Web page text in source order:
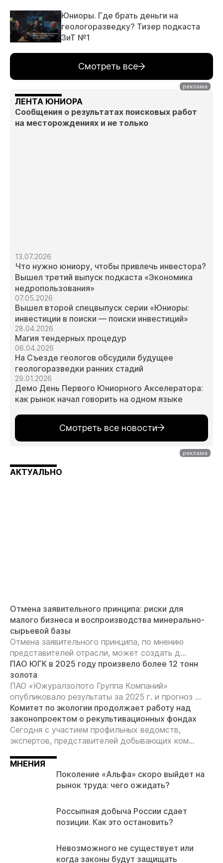
Юниоры. Где брать деньги на
геологоразведку? Тизер подкаста
ЗиТ №1
Смотреть все
ЛЕНТА ЮНИОРА
Сообщения о результатах поисковых работ
на месторождениях и не только
13.07.2026
Что нужно юниору, чтобы привлечь инвестора?
Вышел третий выпуск подкаста «Экономика
недропользования»
07.05.2026
Вышел второй спецвыпуск серии «Юниоры:
инвестиции в поиски — поиски инвестиций»
28.04.2026
Магия тендерных процедур
06.04.2026
На Съезде геологов обсудили будущее
геологоразведки ранних стадий
29.01.2026
Демо День Первого Юниорного Акселератора:
как рынок начал говорить на одном языке
Смотреть все новости
АКТУАЛЬНО
Отмена заявительного принципа: риски для
малого бизнеса и воспроизводства минерально-
сырьевой базы
Отмена заявительного принципа, по мнению
представителей отрасли, может создать д...
ПАО ЮГК в 2025 году произвело более 12 тонн
золота
ПАО «Южуралзолото Группа Компаний»
опубликовало результаты за 2025 г. и прогноз ...
Комитет по экологии продолжает работу над
законопроектом о рекультивационных фондах
Сегодня с участием профильных ведомств,
экспертов, представителей добывающих ком...
МНЕНИЯ
Поколение «Альфа» скоро выйдет на
рынок труда: чего ожидать?
Россыпная добыча России сдает
позиции. Как это остановить?
Невозможного не существует или
когда законы будут защищать